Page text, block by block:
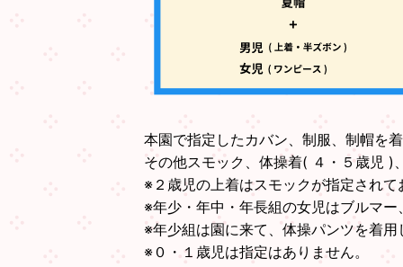
本園で指定したカバン、制服、制帽を
その他スモック、体操着( ４・５歳児 )
※２歳児の上着はスモックが指定され
※年少・年中・年長組の女児はブルマ
※年少組は園に来て、体操パンツを着用
※０・１歳児は指定はありません。